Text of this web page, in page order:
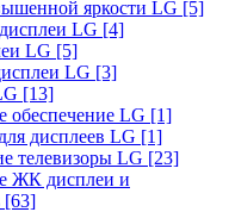
яркости LG [5]
LG [4]
LG [5]
LG [3]
[13]
обеспечение LG [1]
дисплеев LG [1]
телевизоры LG [23]
ЖК дисплеи и
[63]